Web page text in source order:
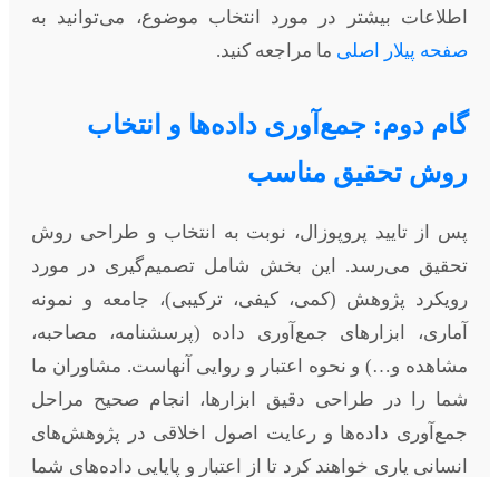
اطلاعات بیشتر در مورد انتخاب موضوع، می‌توانید به
صفحه پیلار اصلی ما مراجعه کنید.
گام دوم: جمع‌آوری داده‌ها و انتخاب
روش تحقیق مناسب
پس از تایید پروپوزال، نوبت به انتخاب و طراحی روش
تحقیق می‌رسد. این بخش شامل تصمیم‌گیری در مورد
رویکرد پژوهش (کمی، کیفی، ترکیبی)، جامعه و نمونه
آماری، ابزارهای جمع‌آوری داده (پرسشنامه، مصاحبه،
مشاهده و…) و نحوه اعتبار و روایی آنهاست. مشاوران ما
شما را در طراحی دقیق ابزارها، انجام صحیح مراحل
جمع‌آوری داده‌ها و رعایت اصول اخلاقی در پژوهش‌های
انسانی یاری خواهند کرد تا از اعتبار و پایایی داده‌های شما